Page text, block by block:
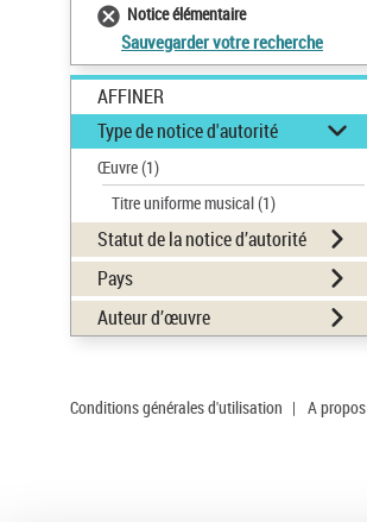
Notice élémentaire
Sauvegarder votre recherche
AFFINER
Type de notice d'autorité
Œuvre(1)
Titre uniforme musical(1)
Statut de la notice d’autorité
Pays
Auteur d’œuvre
Conditions générales d'utilisation | A propos